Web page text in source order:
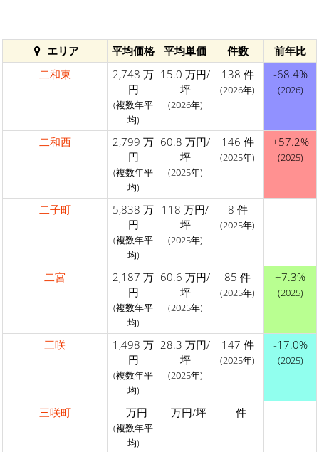
エリア 平均価格 平均単価 件数
前年比
二和東
2,748 万
円
(複数年平
均)
15.0 万円/
坪
(2026年)
138 件
(2026年)
-68.4%
(2026)
二和西
2,799 万
円
(複数年平
均)
60.8 万円/
坪
(2025年)
146 件
(2025年)
+57.2%
(2025)
二子町
5,838 万
円
(複数年平
均)
118 万円/
坪
(2025年)
8 件
(2025年)
-
二宮
2,187 万
円
(複数年平
均)
60.6 万円/
坪
(2025年)
85 件
(2025年)
+7.3%
(2025)
三咲
1,498 万
円
(複数年平
均)
28.3 万円/
坪
(2025年)
147 件
(2025年)
-17.0%
(2025)
三咲町 - 万円
(複数年平
均)
- 万円/坪 - 件 -